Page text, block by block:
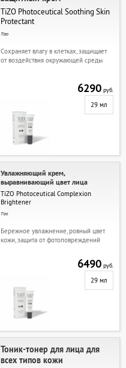
TiZO Photoceutical Soothing Skin
Protectant
Tizo
Сохраняет влагу в клетках, защищает
от воздействия окружающей среды
6290руб.
29 мл
Увлажняющий крем,
выравнивающий цвет лица
TiZO Photoceutical Complexion
Brightеner
Tizo
Бережное увлажнение, ровный цвет
кожи, защита от фотоповреждений
6490руб.
29 мл
Тоник-тонер для лица для
всех типов кожи